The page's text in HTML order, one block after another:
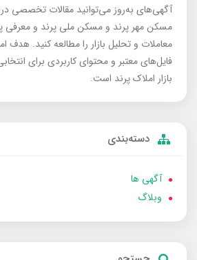
آگهی‌های به‌روز می‌توانید مقالات تخصصی
مسکن مهر پرند و مسکن ملی پرند و معرفی
معاملات و تحلیل بازار را مطالعه کنید. هدف
فایل‌های معتبر و محتوای کاربردی برای
بازار املاک پرند است.
دسته‌بندی
آگهی ها
وبلاگ